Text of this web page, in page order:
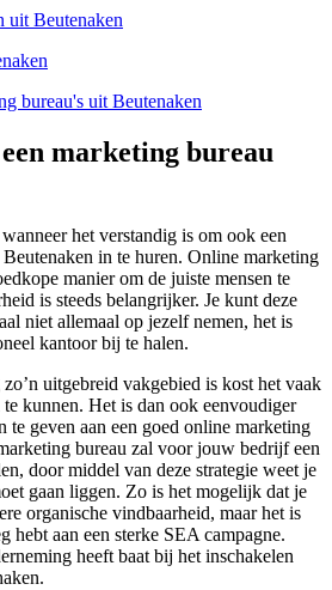
uit Beutenaken
bureau's uit Beutenaken
marketing bureau
het verstandig is om ook een
in te huren. Online marketing
manier om de juiste mensen te
is steeds belangrijker. Je kunt deze
niet allemaal op jezelf nemen, het is
kantoor bij te halen.
uitgebreid vakgebied is kost het vaak
kunnen. Het is dan ook eenvoudiger
te geven aan een goed online marketing
bureau zal voor jouw bedrijf een
door middel van deze strategie weet je
gaan liggen. Zo is het mogelijk dat je
organische vindbaarheid, maar het is
hebt aan een sterke SEA campagne.
heeft baat bij het inschakelen